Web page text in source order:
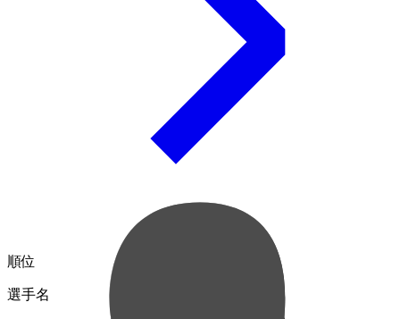
順位
選手名